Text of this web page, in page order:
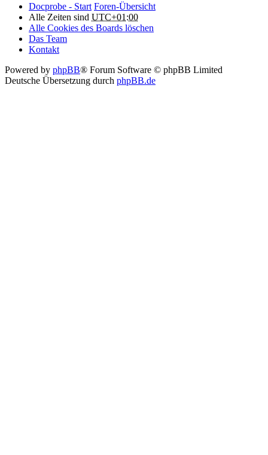
Docprobe - Start Foren-Übersicht
Alle Zeiten sind UTC+01:00
Alle Cookies des Boards löschen
Das Team
Kontakt
Powered by phpBB® Forum Software © phpBB Limited
Deutsche Übersetzung durch phpBB.de